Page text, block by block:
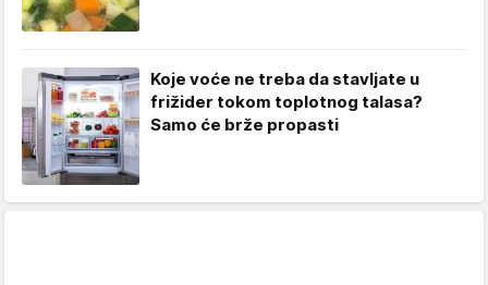
Koje voće ne treba da stavljate u
frižider tokom toplotnog talasa?
Samo će brže propasti